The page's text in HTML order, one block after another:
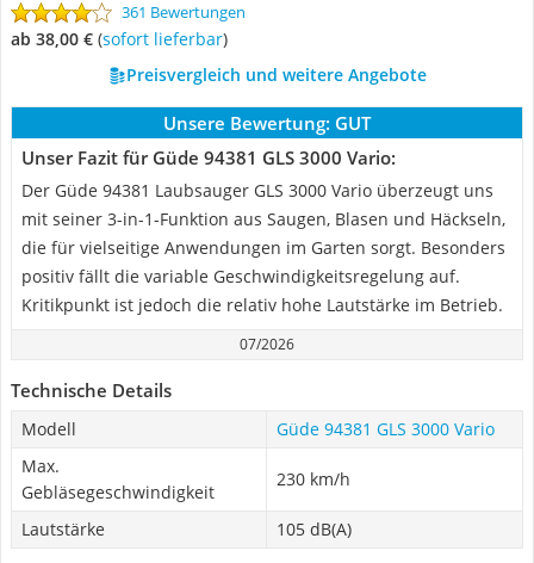
361 Bewertungen
ab 38,00 € ( Sofort lieferbar)
Preisvergleich und weitere Angebote
Unsere Bewertung: GUT
Unser Fazit für Güde 94381 GLS 3000 Vario:
Der Güde 94381 Laubsauger GLS 3000 Vario überzeugt uns
mit seiner 3-in-1-Funktion aus Saugen, Blasen und Häckseln,
die für vielseitige Anwendungen im Garten sorgt. Besonders
positiv fällt die variable Geschwindigkeitsregelung auf.
Kritikpunkt ist jedoch die relativ hohe Lautstärke im Betrieb.
07/2026
Technische Details
Modell
Güde 94381 GLS 3000 Vario
Max.
Gebläsegeschwindigkeit
230 km/h
Lautstärke ‎105 dB(A)